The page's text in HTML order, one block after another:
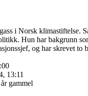
i Norsk klimastiftelse.
Hun har bakgrunn
og har skrevet to
13:11
gammel